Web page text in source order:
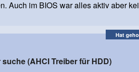
Auch im BIOS war alles aktiv aber
Hat
(AHCI Treiber für HDD)